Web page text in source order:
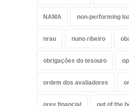
NAMA non-performing
nrau nuno ribeiro
obrigações do tesouro
ordem dos avaliadores
orey financial out of the